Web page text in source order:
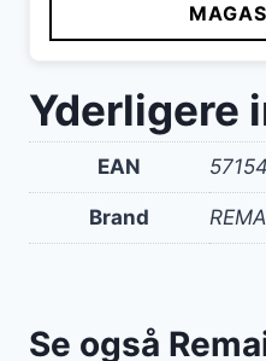
var:
1.600 kr..
er:
Yderligere
EAN
Brand
Se også